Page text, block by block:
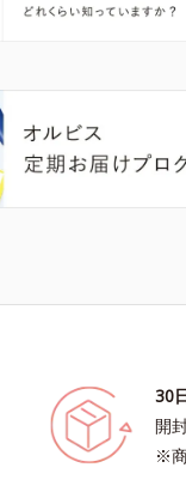
30
開
※